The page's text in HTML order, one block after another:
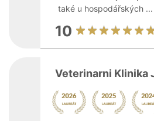
také u hospodářských ...
10
Veterinarni Klinika